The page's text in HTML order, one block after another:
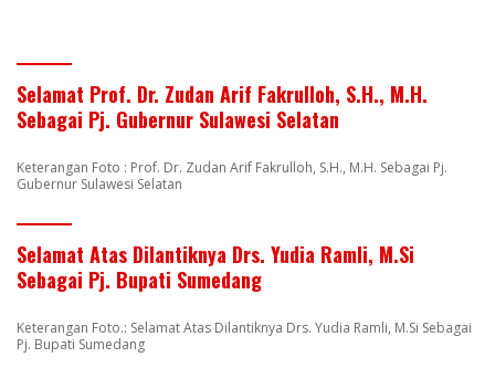
Selamat Prof. Dr. Zudan Arif Fakrulloh, S.H., M.H.
Sebagai Pj. Gubernur Sulawesi Selatan
Keterangan Foto : Prof. Dr. Zudan Arif Fakrulloh, S.H., M.H. Sebagai Pj.
Gubernur Sulawesi Selatan
Selamat Atas Dilantiknya Drs. Yudia Ramli, M.Si
Sebagai Pj. Bupati Sumedang
Keterangan Foto.: Selamat Atas Dilantiknya Drs. Yudia Ramli, M.Si Sebagai
Pj. Bupati Sumedang